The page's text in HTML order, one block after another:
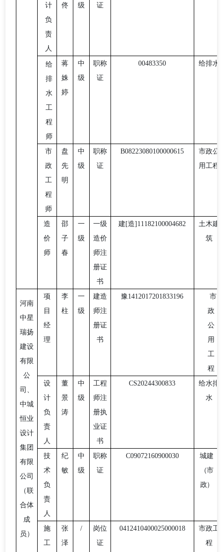
计
负
责
人
佟
级
证
给
排
水
工
程
师
蒋
姝
婷
中
级
职称
证
00483350 给排水
市
政
工
程
师
盘
先
明
中
级
职称
证
B08223080100000615
市政公
用工程
造
价
师
邵
子
春
一
级
一级
造价
师注
册证
书
建 [造]11182100004682
土木建
筑
河南
中星
瑞扬
建设
有限
公
司、
中城
恒业
设计
集团
有限
公司
（联
合体
成
员）
项
目
经
理
李
柱
一
级
建造
师注
册证
书
豫1412017201833196
市
政
公
用
工
程
设
计
负
责
人
董
景
涛
中
级
工程
师注
册执
业证
书
CS20244300833
给水排
水
技
术
负
责
人
纪
敏
中
级
职称
证
C09072160900030
城建
（市
政）
施
工
张
泽
/
岗位
证
0412410400025000018
市政工
程